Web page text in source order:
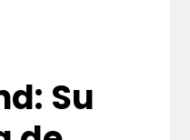
Su